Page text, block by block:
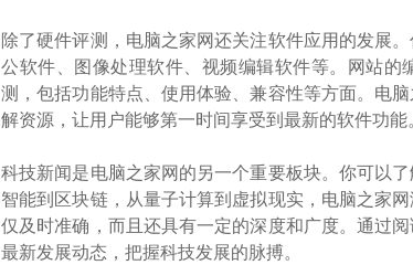
除了硬件评测，电脑之家网还关注软件应用的发展
公软件、图像处理软件、视频编辑软件等。网站
测，包括功能特点、使用体验、兼容性等方面。电
解资源，让用户能够第一时间享受到最新的软件功能。
科技新闻是电脑之家网的另一个重要板块。你可以
智能到区块链，从量子计算到虚拟现实，电脑之家
仅及时准确，而且还具有一定的深度和广度。通过
最新发展动态，把握科技发展的脉搏。